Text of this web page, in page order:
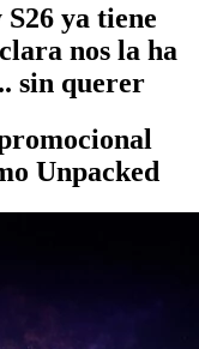
ya tiene
nos la ha
sin querer
Unpacked